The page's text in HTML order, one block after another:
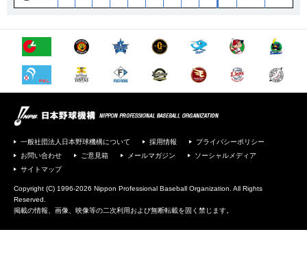
一般社団法人日本野球機構について 採用情報
プライバシーポリシー
お問い合わせ
ご意見箱 メールマガジン
ソーシャルメディア
サイトマップ
Copyright (C) 1996-2026 Nippon Professional Baseball Organization. All Rights
Reserved.
掲載の情報、画像、映像等の二次利用および無断転載を固く禁じます。